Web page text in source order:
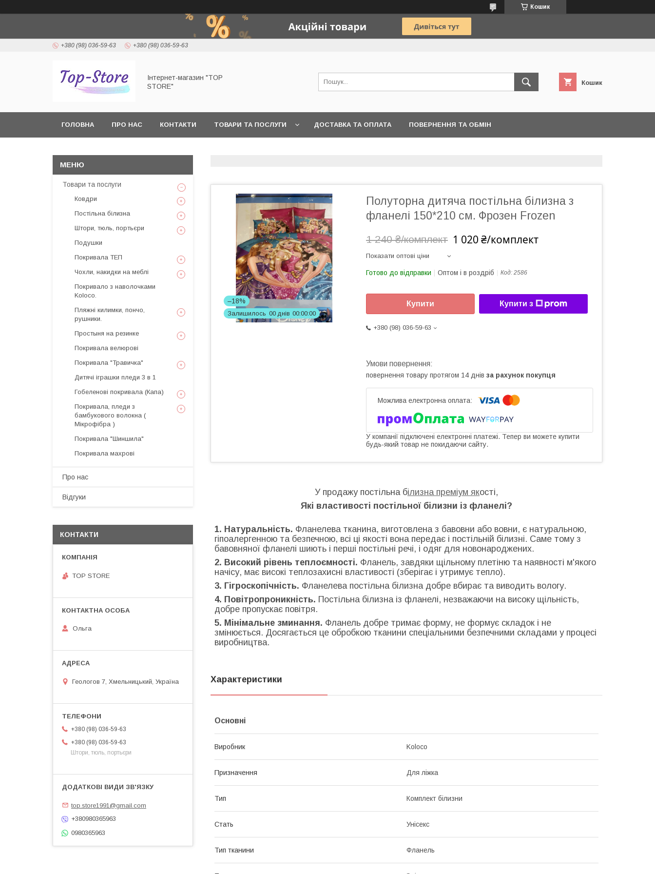
Кошик
+380 (98) 036-59-63 +380 (98) 036-59-63
Інтернет-магазин "TOP
STORE"
Кошик
ГОЛОВНА ПРО НАС КОНТАКТИ ТОВАРИ ТА ПОСЛУГИ ДОСТАВКА ТА ОПЛАТА ПОВЕРНЕННЯ ТА ОБМІН
–18%
Залишилось 00 днів 00 00 00
Полуторна дитяча постільна білизна з
фланелі 150*210 см. Фрозен Frozen
1 240 ₴/комплект 1 020 ₴/комплект
Показати оптові ціни
Готово до відправки Оптом і в роздріб Код: 2586
Купити Купити з
+380 (98) 036-59-63
повернення товару протягом 14 днів за рахунок покупця
У компанії підключені електронні платежі. Тепер ви можете купити
будь-який товар не покидаючи сайту.
У продажу постільна білизна преміум якості,
Які властивості постільної білизни із фланелі?
1. Натуральність. Фланелева тканина, виготовлена ​​з бавовни або вовни, є натуральною,
гіпоалергенною та безпечною, всі ці якості вона передає і постільній білизні. Саме тому з
бавовняної фланелі шиють і перші постільні речі, і одяг для новонароджених.
2. Високий рівень теплоємності. Фланель, завдяки щільному плетіню та наявності м'якого
начісу, має високі теплозахисні властивості (зберігає і утримує тепло).
3. Гігроскопічність. Фланелева постільна білизна добре вбирає та виводить вологу.
4. Повітропроникність. Постільна білизна із фланелі, незважаючи на високу щільність,
добре пропускає повітря.
5. Мінімальне зминання. Фланель добре тримає форму, не формує складок і не
змінюється. Досягається це обробкою тканини спеціальними безпечними складами у процесі
виробництва.
Характеристики
Основні
Виробник Koloco
Призначення Для ліжка
Тип Комплект білизни
Стать Унісекс
Тип тканини Фланель
Товари та послуги
Ковдри
Постільна білизна
Штори, тюль, портьєри
Подушки
Покривала ТЕП
Чохли, накидки на меблі
Покривало з наволочками
Koloco.
Пляжні килимки, пончо,
рушники.
Простыня на резинке
Покривала велюрові
Покривала "Травичка"
Дитячі іграшки пледи 3 в 1
Гобеленові покривала (Капа)
Покривала, пледи з
бамбукового волокна (
Мікрофібра )
Покривала "Шиншила"
Покривала махрові
Про нас
Відгуки
КОНТАКТИ
TOP STORE
Ольга
Геологов 7, Хмельницький, Україна
+380 (98) 036-59-63
+380 (98) 036-59-63
Штори, тюль, портьєри
top.store1991@gmail.com
+380980365963
0980365963